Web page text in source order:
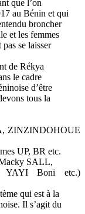
que l’on
au Bénin et qui
broncher
et les femmes
se laisser
de Rékya
le cadre
d’être
tous la
ZINZINDOHOUE
UP, BR etc.
Macky SALL,
YAYI Boni etc.)
qui est à la
Il s’agit du